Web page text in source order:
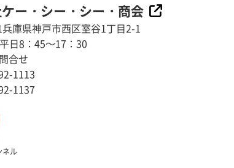
ー・シー・シー・商会
庫県神戸市西区室谷1丁目2-1
日8：45～17：30
合せ
1113
1137
ネル